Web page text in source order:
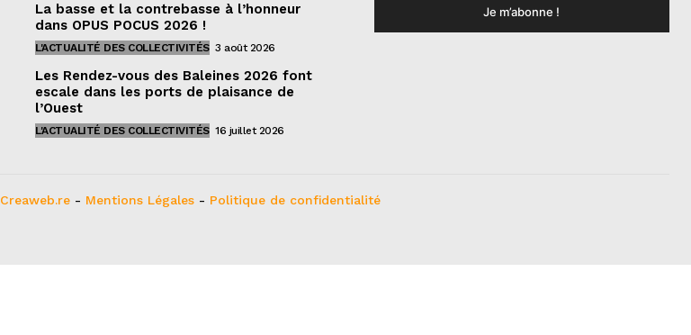
La basse et la contrebasse à l’honneur
dans OPUS POCUS 2026 !
L'ACTUALITÉ DES COLLECTIVITÉS 3 août 2026
Les Rendez-vous des Baleines 2026 font
escale dans les ports de plaisance de
l’Ouest
L'ACTUALITÉ DES COLLECTIVITÉS 16 juillet 2026
Creaweb.re- Mentions Légales- Politique de confidentialité